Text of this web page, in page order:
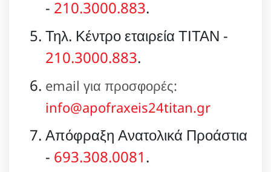
- 210.3000.883.
Τηλ. Κέντρο εταιρεία ΤΙΤΑΝ -
210.3000.883.
email για προσφορές:
info@apofraxeis24titan.gr
Απόφραξη Ανατολικά Προάστια
- 693.308.0081.